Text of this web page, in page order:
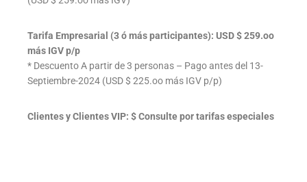
Tarifa Empresarial (3 ó más participantes): USD $ 259.oo
más IGV p/p
* Descuento A partir de 3 personas – Pago antes del 13-
Septiembre-2024 (USD $ 225.oo más IGV p/p)
Clientes y Clientes VIP: $ Consulte por tarifas especiales